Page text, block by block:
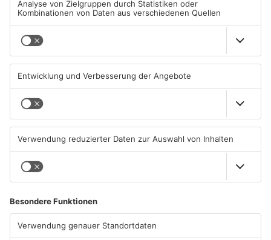
06.08.2026, 11:39 UHR IN KREIS
ASCHAFFENBURG
06.08.2026, 05:30 UHR IN KREIS
ASCHAFFENBURG